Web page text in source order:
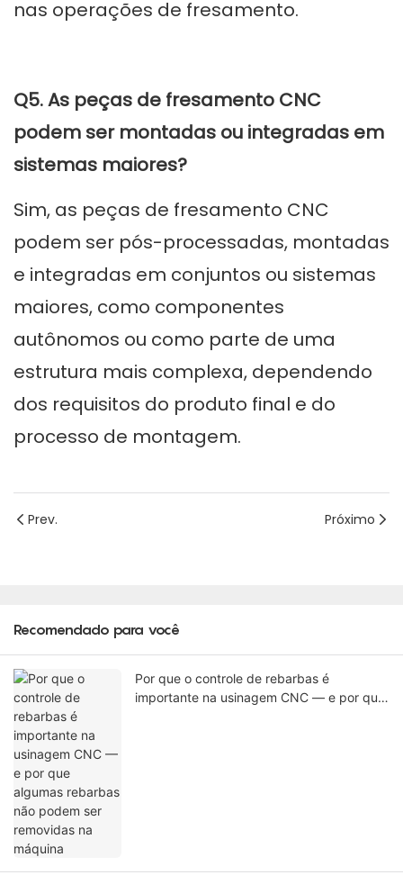
nas operações de fresamento.
Q5. As peças de fresamento CNC
podem ser montadas ou integradas em
sistemas maiores?
Sim, as peças de fresamento CNC
podem ser pós-processadas, montadas
e integradas em conjuntos ou sistemas
maiores, como componentes
autônomos ou como parte de uma
estrutura mais complexa, dependendo
dos requisitos do produto final e do
processo de montagem.
Prev. Próximo
Recomendado para você
Por que o controle de rebarbas é
importante na usinagem CNC — e por que